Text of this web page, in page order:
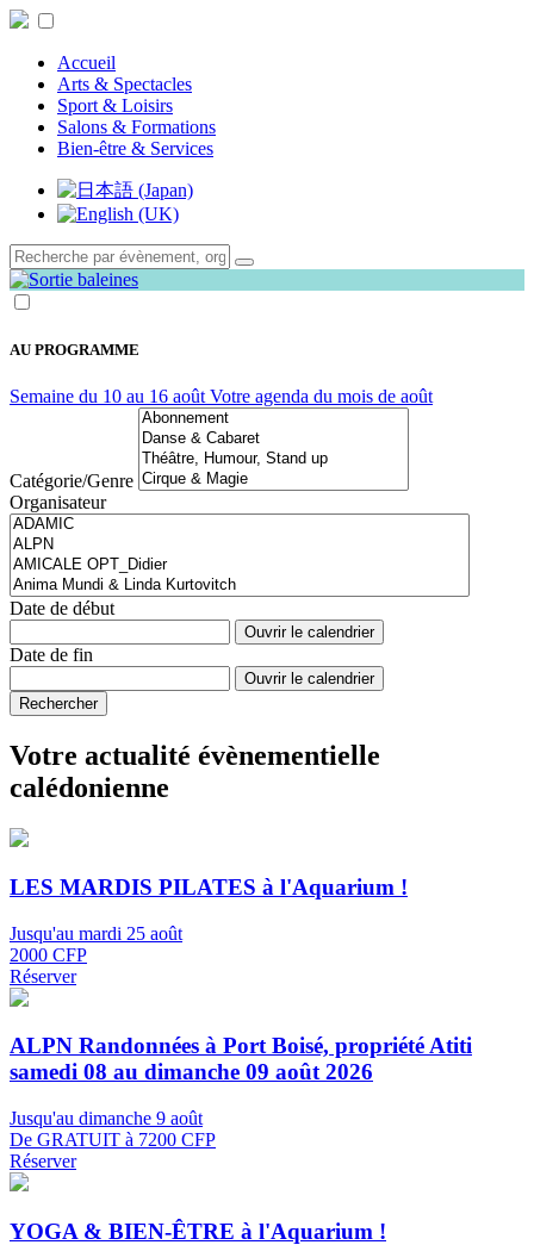
Accueil
Arts & Spectacles
Sport & Loisirs
Salons & Formations
Bien-être & Services
AU PROGRAMME
Semaine du 10 au 16 août Votre agenda du mois de août
Catégorie/Genre
Organisateur
Date de début
Ouvrir le calendrier
Date de fin
Ouvrir le calendrier
Rechercher
Votre actualité évènementielle
calédonienne
LES MARDIS PILATES à l'Aquarium !
Jusqu'au mardi 25 août
2000 CFP
Réserver
ALPN Randonnées à Port Boisé, propriété Atiti
samedi 08 au dimanche 09 août 2026
Jusqu'au dimanche 9 août
De GRATUIT à 7200 CFP
Réserver
YOGA & BIEN-ÊTRE à l'Aquarium !